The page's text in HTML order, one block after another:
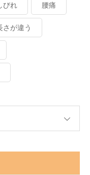
びれ 腰痛
さが違う